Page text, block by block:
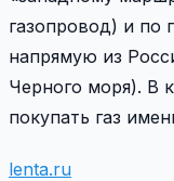
газопровод) и по
напрямую из
Черного моря). В
покупать газ
lenta.ru